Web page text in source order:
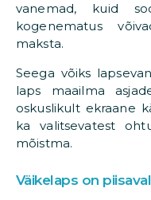
vanemad, kuid
kogenematus
maksta.
Seega võiks
laps maailma
oskuslikult ekraane
ka valitsevatest
mõistma.
Väikelaps on